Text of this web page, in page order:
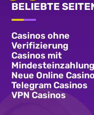
BELIEBTE
Casinos ohne
Verifizierung
Casinos mit
Mindesteinzahlung
Neue Online
Telegram Casinos
VPN Casinos